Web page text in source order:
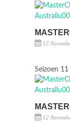
13
Seizoen 11
12